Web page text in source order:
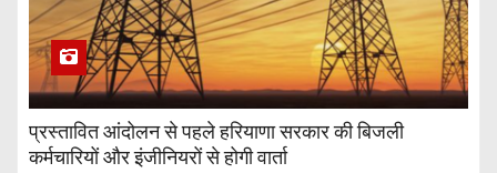
प्रस्तावित आंदोलन से पहले हरियाणा सरकार की बिजली
कर्मचारियों और इंजीनियरों से होगी वार्ता